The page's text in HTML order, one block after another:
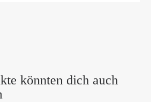
könnten dich auch